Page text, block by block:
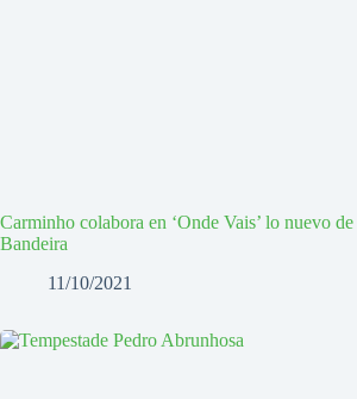
Carminho colabora en ‘Onde Vais’ lo nuevo
Bandeira
11/10/2021